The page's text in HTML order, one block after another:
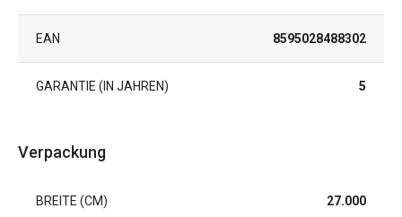
EAN 8595028488302
GARANTIE (IN JAHREN) 5
Verpackung
BREITE (CM) 27.000